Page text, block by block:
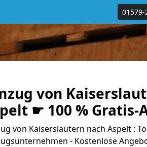
01579-
von
☛ 100 % Gratis-
von Kaiserslautern nach Aspelt :
- Kostenlose